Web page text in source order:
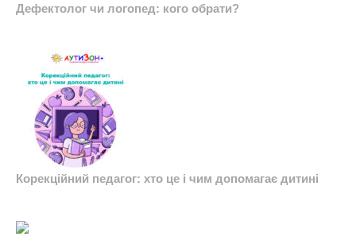
Дефектолог чи логопед: кого обрати?
Корекційний педагог: хто це і чим допомагає дитині